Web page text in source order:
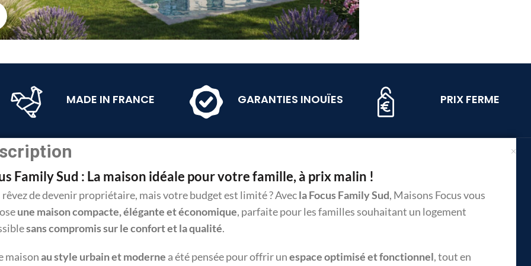
Agrandir
MADE IN FRANCE GARANTIES INOUÏES PRIX FERME
Family Sud : La maison idéale pour votre famille, à prix malin !
rêvez de devenir propriétaire, mais votre budget est limité ? Avecla Focus Family Sud, Maisons Focus vous
une maison compacte, élégante et économique, parfaite pour les familles souhaitant un logement
sans compromis sur le confort et la qualité.
maisonau style urbain et moderne a été pensée pour offrir unespace optimisé et fonctionnel, tout en